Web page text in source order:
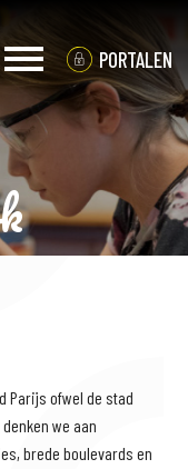
PORTALEN
Parijs ofwel de stad
we aan
brede boulevards en